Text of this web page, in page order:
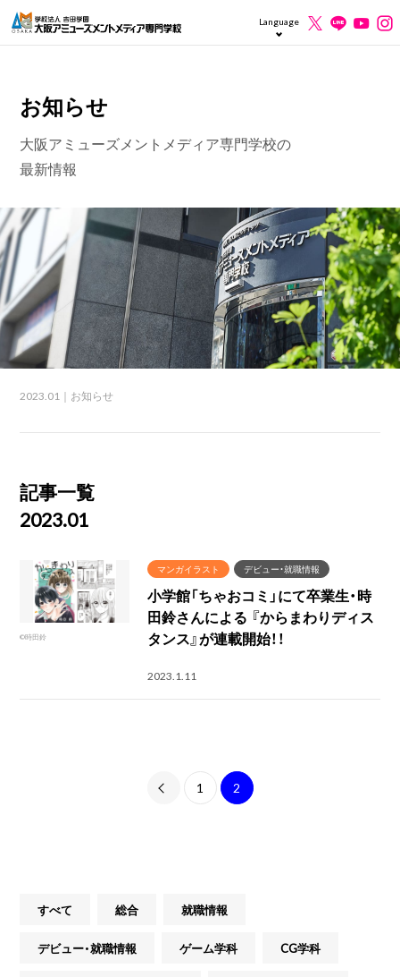
Language
お知らせ
大阪アミューズメントメディア専門学校の
最新情報
2023.01 ｜お知らせ
記事一覧
2023.01
©時田鈴
マンガイラスト デビュー・就職情報
小学館「ちゃおコミ」にて卒業生・時
田鈴さんによる 『からまわりディス
タンス』が連載開始！！
2023.1.11
1 2
すべて 総合 就職情報
デビュー・就職情報 ゲーム学科 CG学科